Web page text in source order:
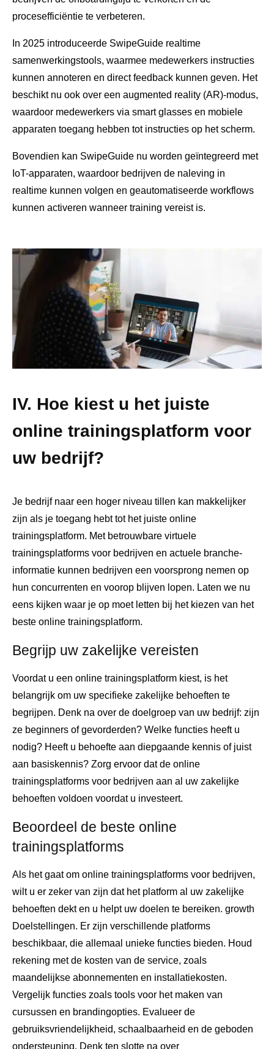
procesefficiëntie te verbeteren.
In 2025 introduceerde SwipeGuide realtime
samenwerkingstools, waarmee medewerkers instructies
kunnen annoteren en direct feedback kunnen geven. Het
beschikt nu ook over een augmented reality (AR)-modus,
waardoor medewerkers via smart glasses en mobiele
apparaten toegang hebben tot instructies op het scherm.
Bovendien kan SwipeGuide nu worden geïntegreerd met
IoT-apparaten, waardoor bedrijven de naleving in
realtime kunnen volgen en geautomatiseerde workflows
kunnen activeren wanneer training vereist is.
IV. Hoe kiest u het juiste
online trainingsplatform voor
uw bedrijf?
Je bedrijf naar een hoger niveau tillen kan makkelijker
zijn als je toegang hebt tot het juiste online
trainingsplatform. Met betrouwbare virtuele
trainingsplatforms voor bedrijven en actuele branche-
informatie kunnen bedrijven een voorsprong nemen op
hun concurrenten en voorop blijven lopen. Laten we nu
eens kijken waar je op moet letten bij het kiezen van het
beste online trainingsplatform.
Begrijp uw zakelijke vereisten
Voordat u een online trainingsplatform kiest, is het
belangrijk om uw specifieke zakelijke behoeften te
begrijpen. Denk na over de doelgroep van uw bedrijf: zijn
ze beginners of gevorderden? Welke functies heeft u
nodig? Heeft u behoefte aan diepgaande kennis of juist
aan basiskennis? Zorg ervoor dat de online
trainingsplatforms voor bedrijven aan al uw zakelijke
behoeften voldoen voordat u investeert.
Beoordeel de beste online
trainingsplatforms
Als het gaat om online trainingsplatforms voor bedrijven,
wilt u er zeker van zijn dat het platform al uw zakelijke
behoeften dekt en u helpt uw ​​doelen te bereiken. growth
Doelstellingen. Er zijn verschillende platforms
beschikbaar, die allemaal unieke functies bieden. Houd
rekening met de kosten van de service, zoals
maandelijkse abonnementen en installatiekosten.
Vergelijk functies zoals tools voor het maken van
cursussen en brandingopties. Evalueer de
gebruiksvriendelijkheid, schaalbaarheid en de geboden
ondersteuning. Denk ten slotte na over